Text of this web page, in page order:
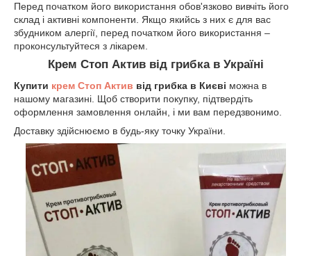
Перед початком його використання обов'язково вивчіть його
склад і активні компоненти. Якщо якийсь з них є для вас
збудником алергії, перед початком його використання –
проконсультуйтеся з лікарем.
Крем Стоп Актив від грибка в Україні
Купити крем Стоп Актив від грибка в Києві можна в
нашому магазині. Щоб створити покупку, підтвердіть
оформлення замовлення онлайн, і ми вам передзвонимо.
Доставку здійснюємо в будь-яку точку України.